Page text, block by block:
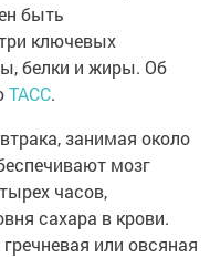
быть
ключевых
белки и жиры. Об
ТАСС.
занимая около
мозг
часов,
сахара в крови.
или овсяная